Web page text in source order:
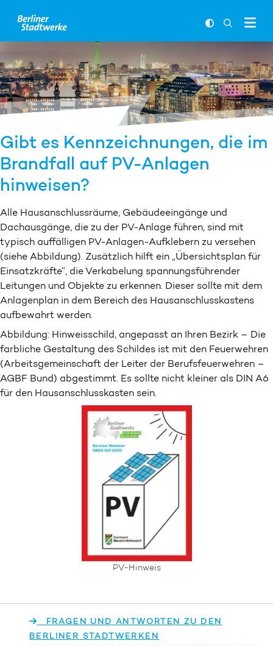
Gibt es Kennzeichnungen, die im
Brandfall auf PV-Anlagen
hinweisen?
Alle Hausanschlussräume, Gebäudeeingänge und
Dachausgänge, die zu der PV-Anlage führen, sind mit
typisch auffälligen PV-Anlagen-Aufklebern zu versehen
(siehe Abbildung). Zusätzlich hilft ein „Übersichtsplan für
Einsatzkräfte“, die Verkabelung spannungsführender
Leitungen und Objekte zu erkennen. Dieser sollte mit dem
Anlagenplan in dem Bereich des Hausanschlusskastens
aufbewahrt werden.
Abbildung: Hinweisschild, angepasst an Ihren Bezirk – Die
farbliche Gestaltung des Schildes ist mit den Feuerwehren
(Arbeitsgemeinschaft der Leiter der Berufsfeuerwehren –
AGBF Bund) abgestimmt. Es sollte nicht kleiner als DIN A6
für den Hausanschlusskasten sein.
PV-Hinweis
FRAGEN UND ANTWORTEN ZU DEN
BERLINER STADTWERKEN